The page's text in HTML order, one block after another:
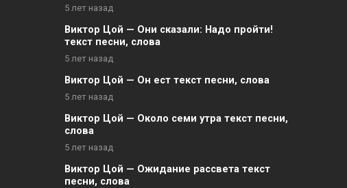
5 лет назад
Виктор Цой — Они сказали: Надо пройти!
текст песни, слова
5 лет назад
Виктор Цой — Он ест текст песни, слова
5 лет назад
Виктор Цой — Около семи утра текст песни,
слова
5 лет назад
Виктор Цой — Ожидание рассвета текст
песни, слова